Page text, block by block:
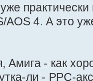
практически
4. А это
Амига - как
ли - PPC-